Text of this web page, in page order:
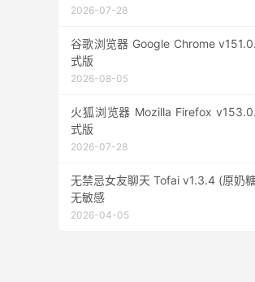
2026-07-28
谷歌浏览器 Google Chrome
式版
2026-08-05
火狐浏览器 Mozilla Firefox
式版
2026-07-28
无禁忌女友聊天 Tofai v1.3.4 (原奶
无敏感
2026-04-05